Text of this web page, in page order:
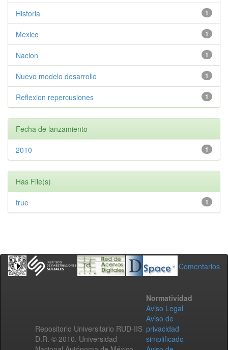
1
Historia
1
Mexico
1
Nacion
1
Nuevo modelo desarrollo
1
Reflexion repercusiones
Fecha de lanzamiento
1
2010
Has File(s)
1
true
Comentarios
Repositorio Universitario RUD-IIS
D.R. © 2010. Universidad
Normatividad
Aviso Legal
Aviso de
privacidad
simplificado